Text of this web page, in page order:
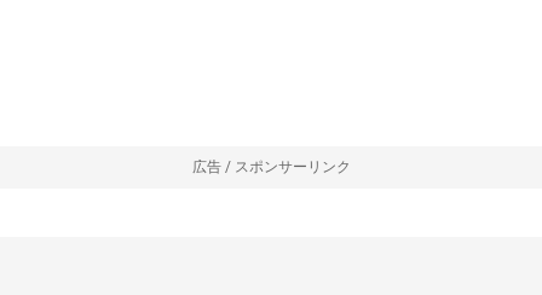
広告 / スポンサーリンク